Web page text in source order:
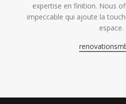
expertise en finition. Nous
impeccable qui ajoute la
espace.